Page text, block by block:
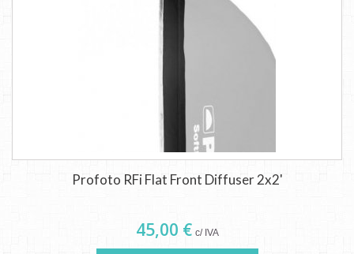
Profoto RFi Flat Front Diffuser 2x2'
45,00 € c/ IVA